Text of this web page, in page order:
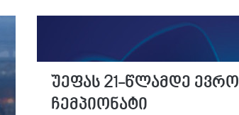
უეფას 21-წლამდე
ჩემპიონატი